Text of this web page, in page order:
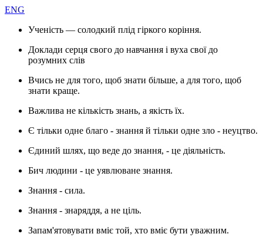
ENG
Ученість — солодкий плід гіркого коріння.
Доклади серця свого до навчання і вуха свої до
розумних слів
Вчись не для того, щоб знати більше, а для того, щоб
знати краще.
Важлива не кількість знань, а якість їх.
Є тільки одне благо - знання й тільки одне зло - неуцтво.
Єдиний шлях, що веде до знання, - це діяльність.
Бич людини - це уявлюване знання.
Знання - сила.
Знання - знаряддя, а не ціль.
Запам'ятовувати вміє той, хто вміє бути уважним.